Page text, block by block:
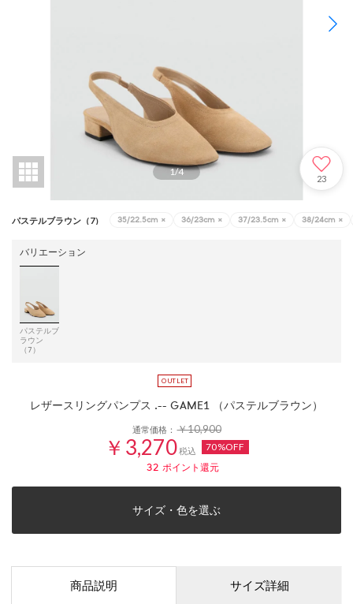
1/4
23
パステルブラウン（7） 35/22.5cm × 36/23cm × 37/23.5cm × 38/24cm ×
バリエーション
パステルブ
ラウン
（7）
レザースリングパンプス .-- GAME1 （パステルブラウン）
通常価格：￥10,900
￥3,270税込 70%OFF
32 ポイント還元
サイズ・色を選ぶ
商品説明 サイズ詳細